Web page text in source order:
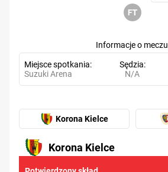
Informacje o meczu
Miejsce spotkania
Suzuki Arena
Sędzia
N/A
Korona Kielce
Korona Kielce